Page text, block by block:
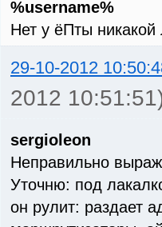
%username%
Нет у ёПты никакой
29-10-2012
2012
sergioleon
Неправильно
Уточню: под
он рулит: раздает